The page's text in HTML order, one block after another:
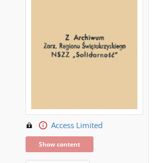
Access Limited
Show content